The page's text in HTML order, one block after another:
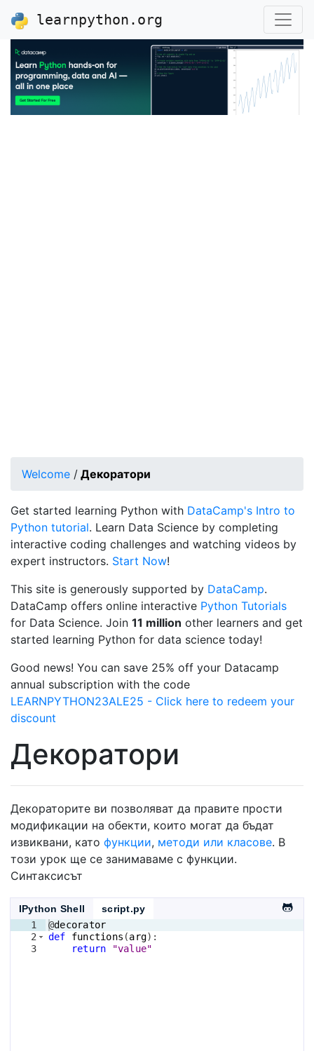
learnpython.org
Welcome / Декоратори
Get started learning Python with DataCamp's Intro to
Python tutorial. Learn Data Science by completing
interactive coding challenges and watching videos by
expert instructors. Start Now!
This site is generously supported by DataCamp.
DataCamp offers online interactive Python Tutorials
for Data Science. Join 11 million other learners and get
started learning Python for data science today!
Good news! You can save 25% off your Datacamp
annual subscription with the code
LEARNPYTHON23ALE25 - Click here to redeem your
discount
Декоратори
Декораторите ви позволяват да правите прости
модификации на обекти, които могат да бъдат
извиквани, като функции, методи или класове. В
този урок ще се занимаваме с функции.
Синтаксисът
IPython Shell
script.py
1
2
3
@decorator
def
functions (arg) :
return
"value"